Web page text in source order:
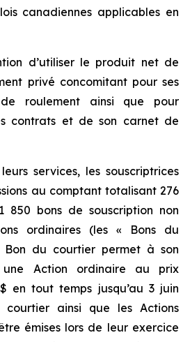
canadiennes applicables en
d’utiliser le produit net de
privé concomitant pour ses
roulement ainsi que pour
contrats et de son carnet de
services, les souscriptrices
au comptant totalisant 276
850 bons de souscription non
ordinaires (les « Bons du
Bon du courtier permet à son
une Action ordinaire au prix
en tout temps jusqu’au 3 juin
courtier ainsi que les Actions
émises lors de leur exercice